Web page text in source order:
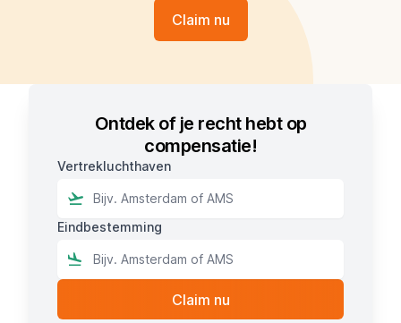
Claim nu
Ontdek of je recht hebt op
compensatie!
Vertrekluchthaven
Eindbestemming